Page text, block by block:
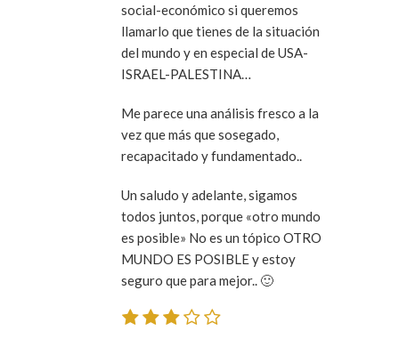
social-económico si queremos
llamarlo que tienes de la situación
del mundo y en especial de USA-
ISRAEL-PALESTINA…
Me parece una análisis fresco a la
vez que más que sosegado,
recapacitado y fundamentado..
Un saludo y adelante, sigamos
todos juntos, porque «otro mundo
es posible» No es un tópico OTRO
MUNDO ES POSIBLE y estoy
seguro que para mejor.. 🙂